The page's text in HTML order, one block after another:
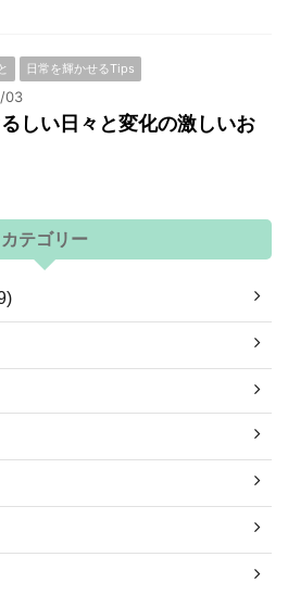
日常を輝かせるTips
03
しい日々と変化の激しいお
カテゴリー